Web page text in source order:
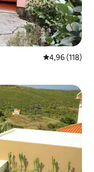
Průměrné
4,96 (118)